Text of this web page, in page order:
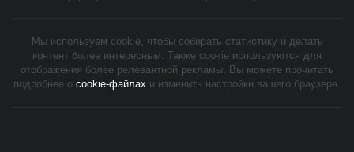
Мы используем cookie, чтобы собирать статистику и делать
контент более интересным. Также cookie используются для
отображения более релевантной рекламы. Вы можете прочитать
подробнее о cookie-файлах и изменить настройки вашего браузера.